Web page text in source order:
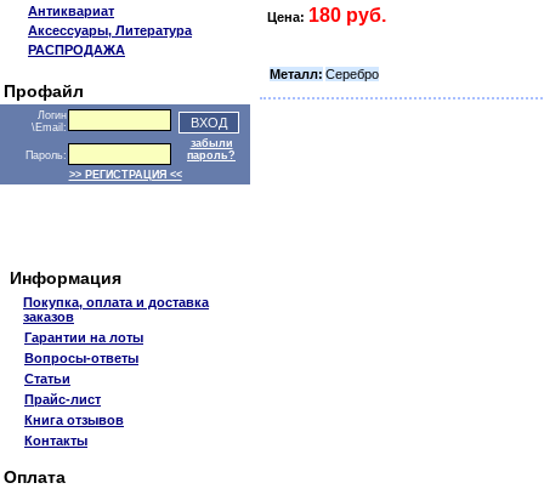
Антиквариат
Аксессуары, Литература
РАСПРОДАЖА
Профайл
Логин
\Email:
Пароль:
забыли
пароль?
>> РЕГИСТРАЦИЯ <<
Информация
Покупка, оплата и доставка
заказов
Гарантии на лоты
Вопросы-ответы
Статьи
Прайс-лист
Книга отзывов
Контакты
Оплата
Цена: 180 руб.
Металл: Серебро